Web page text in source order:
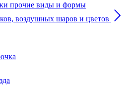
прочие виды и формы
воздушных шаров и цветов